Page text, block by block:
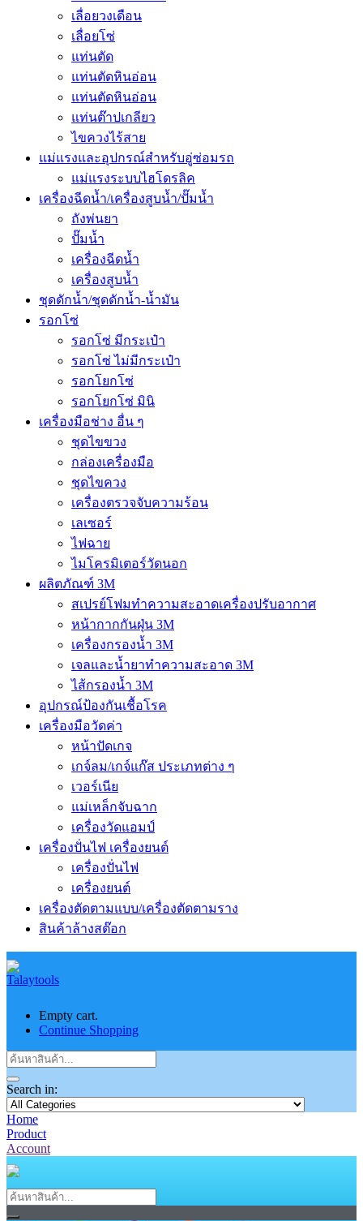
เลื่อยวงเดือน
เลื่อยโซ่
แท่นตัด
แท่นตัดหินอ่อน
แท่นตัดหินอ่อน
แท่นต๊าปเกลียว
ไขควงไร้สาย
แม่แรงและอุปกรณ์สำหรับอู่ซ่อมรถ
แม่แรงระบบไฮโดรลิค
เครื่องฉีดน้ำ/เครื่องสูบน้ำ/ปั๊มน้ำ
ถังพ่นยา
ปั๊มน้ำ
เครื่องฉีดน้ำ
เครื่องสูบน้ำ
ชุดดักน้ำ/ชุดดักน้ำ-น้ำมัน
รอกโซ่
รอกโซ่ มีกระเป๋า
รอกโซ่ ไม่มีกระเป๋า
รอกโยกโซ่
รอกโยกโซ่ มินิ
เครื่องมือช่าง อื่น ๆ
ชุดไขขวง
กล่องเครื่องมือ
ชุดไขควง
เครื่องตรวจจับความร้อน
เลเซอร์
ไฟฉาย
ไมโครมิเตอร์วัดนอก
ผลิตภัณฑ์ 3M
สเปรย์โฟมทำความสะอาดเครื่องปรับอากาศ
หน้ากากกันฝุ่น 3M
เครื่องกรองน้ำ 3M
เจลและน้ำยาทำความสะอาด 3M
ไส้กรองน้ำ 3M
อุปกรณ์ป้องกันเชื้อโรค
เครื่องมือวัดค่า
หน้าปัดเกจ
เกจ์ลม/เกจ์แก๊ส ประเภทต่าง ๆ
เวอร์เนีย
แม่เหล็กจับฉาก
เครื่องวัดแอมป์
เครื่องปั่นไฟ เครื่องยนต์
เครื่องปั่นไฟ
เครื่องยนต์
เครื่องตัดตามแบบ/เครื่องตัดตามราง
สินค้าล้างสต๊อก
Empty cart.
Continue Shopping
Search in:
Home
Product
Account